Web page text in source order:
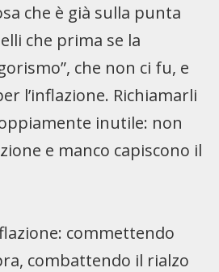
che è già sulla punta
che prima se la
che non ci fu, e
l’inflazione. Richiamarli
inutile: non
e manco capiscono il
commettendo
combattendo il rialzo